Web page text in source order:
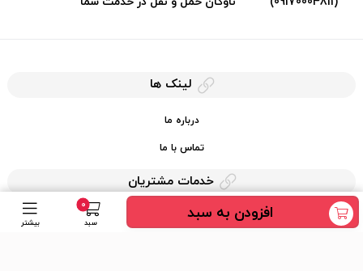
افزودن به سبد 0
سبد بیشتر
لینک ها
درباره ما
تماس با ما
خدمات مشتریان
حریم خصوصی